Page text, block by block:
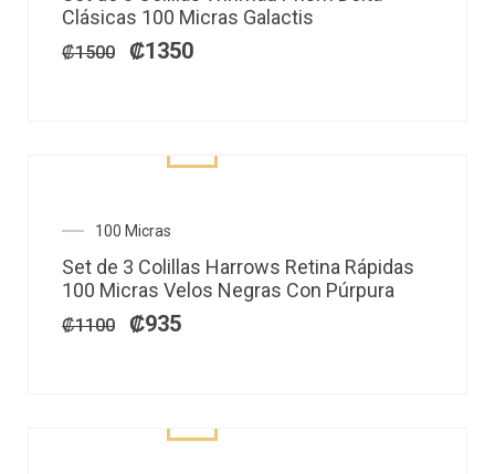
Clásicas 100 Micras Galactis
₡1500
era:
₡1500.
₡1350
es:
₡1350.
100 Micras
Set de 3 Colillas Harrows Retina Rápidas
100 Micras Velos Negras Con Púrpura
₡1100
El
precio
original
era:
₡1100.
₡935
precio
actual
es:
₡935.